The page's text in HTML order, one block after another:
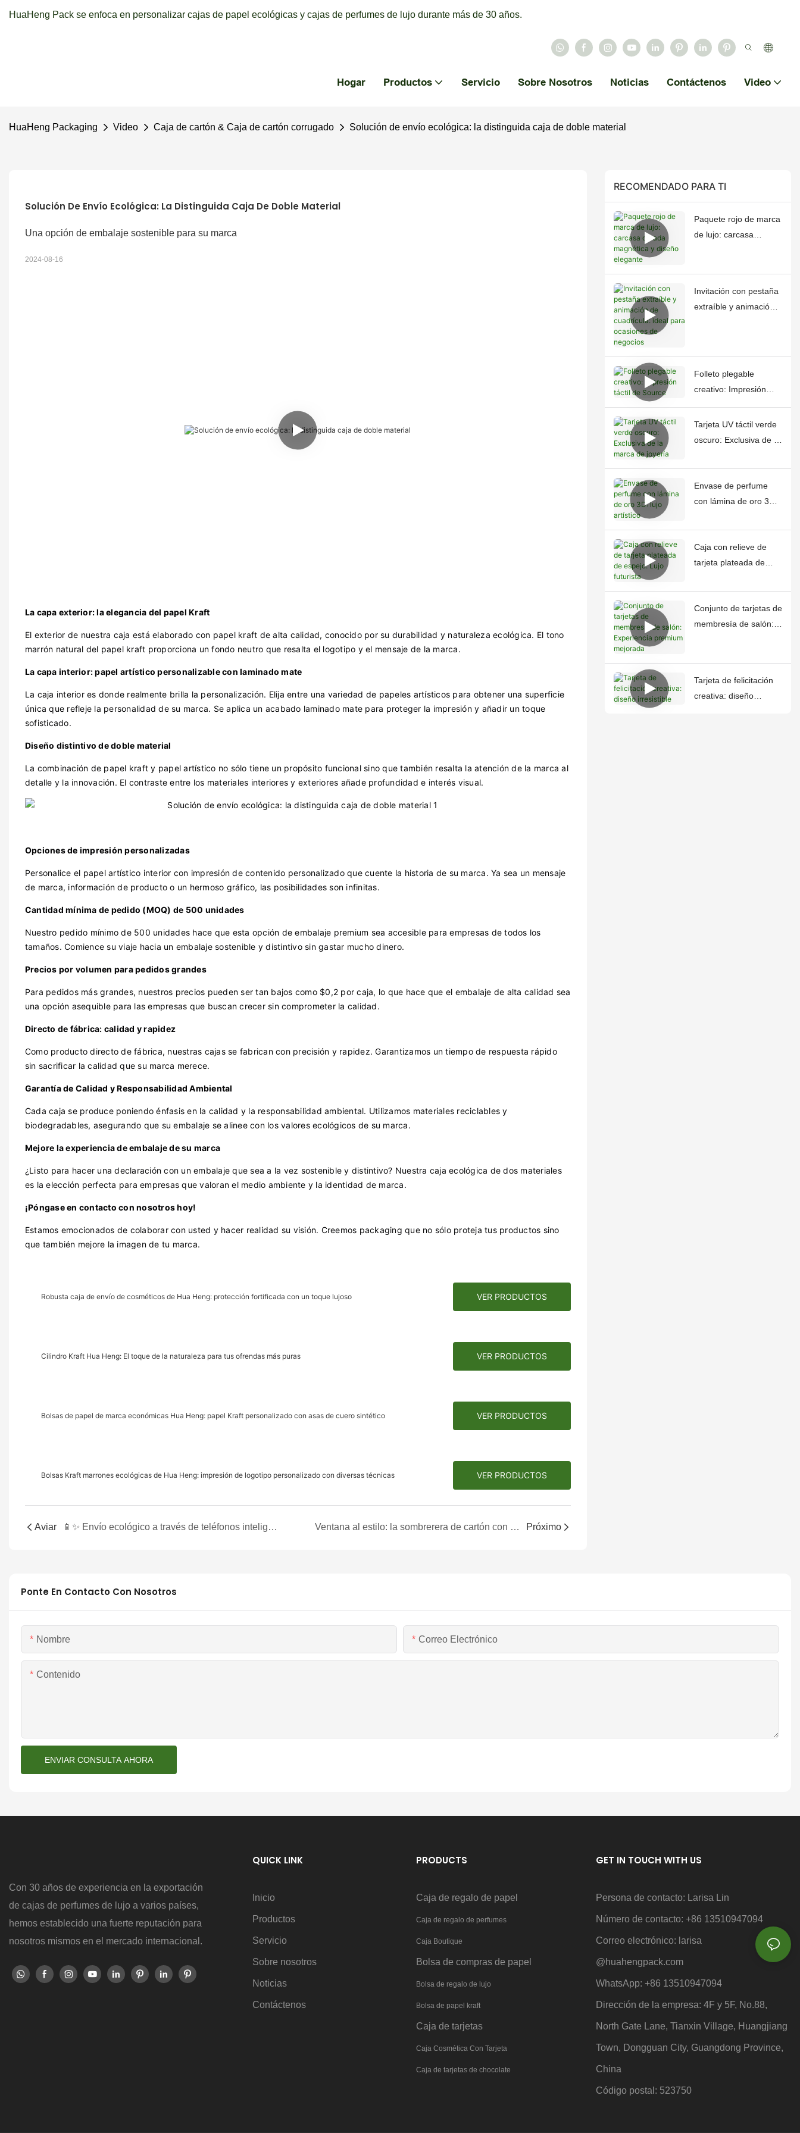
HuaHeng Pack se enfoca en personalizar cajas de papel ecológicas y cajas de perfumes de lujo durante más de 30 años.
Hogar Productos Servicio Sobre Nosotros Noticias Contáctenos Video
HuaHeng Packaging Video Caja de cartón & Caja de cartón corrugado Solución de envío ecológica: la distinguida caja de doble material
Solución De Envío Ecológica: La Distinguida Caja De Doble Material
Una opción de embalaje sostenible para su marca
2024-08-16
La capa exterior: la elegancia del papel Kraft
El exterior de nuestra caja está elaborado con papel kraft de alta calidad, conocido por su durabilidad y naturaleza ecológica. El tono
marrón natural del papel kraft proporciona un fondo neutro que resalta el logotipo y el mensaje de la marca.
La capa interior: papel artístico personalizable con laminado mate
La caja interior es donde realmente brilla la personalización. Elija entre una variedad de papeles artísticos para obtener una superficie
única que refleje la personalidad de su marca. Se aplica un acabado laminado mate para proteger la impresión y añadir un toque
sofisticado.
Diseño distintivo de doble material
La combinación de papel kraft y papel artístico no sólo tiene un propósito funcional sino que también resalta la atención de la marca al
detalle y la innovación. El contraste entre los materiales interiores y exteriores añade profundidad e interés visual.
Opciones de impresión personalizadas
Personalice el papel artístico interior con impresión de contenido personalizado que cuente la historia de su marca. Ya sea un mensaje
de marca, información de producto o un hermoso gráfico, las posibilidades son infinitas.
Cantidad mínima de pedido (MOQ) de 500 unidades
Nuestro pedido mínimo de 500 unidades hace que esta opción de embalaje premium sea accesible para empresas de todos los
tamaños. Comience su viaje hacia un embalaje sostenible y distintivo sin gastar mucho dinero.
Precios por volumen para pedidos grandes
Para pedidos más grandes, nuestros precios pueden ser tan bajos como $0,2 por caja, lo que hace que el embalaje de alta calidad sea
una opción asequible para las empresas que buscan crecer sin comprometer la calidad.
Directo de fábrica: calidad y rapidez
Como producto directo de fábrica, nuestras cajas se fabrican con precisión y rapidez. Garantizamos un tiempo de respuesta rápido
sin sacrificar la calidad que su marca merece.
Garantía de Calidad y Responsabilidad Ambiental
Cada caja se produce poniendo énfasis en la calidad y la responsabilidad ambiental. Utilizamos materiales reciclables y
biodegradables, asegurando que su embalaje se alinee con los valores ecológicos de su marca.
Mejore la experiencia de embalaje de su marca
¿Listo para hacer una declaración con un embalaje que sea a la vez sostenible y distintivo? Nuestra caja ecológica de dos materiales
es la elección perfecta para empresas que valoran el medio ambiente y la identidad de marca.
¡Póngase en contacto con nosotros hoy!
Estamos emocionados de colaborar con usted y hacer realidad su visión. Creemos packaging que no sólo proteja tus productos sino
que también mejore la imagen de tu marca.
Robusta caja de envío de cosméticos de Hua Heng: protección fortificada con un toque lujoso VER PRODUCTOS
Cilindro Kraft Hua Heng: El toque de la naturaleza para tus ofrendas más puras VER PRODUCTOS
Bolsas de papel de marca económicas Hua Heng: papel Kraft personalizado con asas de cuero sintético VER PRODUCTOS
Bolsas Kraft marrones ecológicas de Hua Heng: impresión de logotipo personalizado con diversas técnicas VER PRODUCTOS
Aviar 📱✨ Envío ecológico a través de teléfonos inteligentes: ¡Presentamos los envases reciclados de Hua Heng! Ventana al estilo: la sombrerera de cartón con ventana abierta Próximo
RECOMENDADO PARA TI
Paquete rojo de marca
de lujo: carcasa
Invitación con pestaña
extraíble y animación
Folleto plegable
creativo: Impresión
táctil de Source
Tarjeta UV táctil verde
oscuro: Exclusiva de la
Envase de perfume
con lámina de oro 3D:
Caja con relieve de
tarjeta plateada de
Conjunto de tarjetas de
membresía de salón:
Tarjeta de felicitación
creativa: diseño
Ponte En Contacto Con Nosotros
Nombre Correo Electrónico
Contenido
ENVIAR CONSULTA AHORA
Con 30 años de experiencia en la exportación
de cajas de perfumes de lujo a varios países,
hemos establecido una fuerte reputación para
nosotros mismos en el mercado internacional.
QUICK LINK
Inicio
Productos
Servicio
Sobre nosotros
Noticias
Contáctenos
PRODUCTS
Caja de regalo de papel
Caja de regalo de perfumes
Caja Boutique
Bolsa de compras de papel
Bolsa de regalo de lujo
Bolsa de papel kraft
Caja de tarjetas
Caja Cosmética Con Tarjeta
Caja de tarjetas de chocolate
GET IN TOUCH WITH US
Persona de contacto: Larisa Lin
Número de contacto: +86 13510947094
Correo electrónico: larisa
@huahengpack.com
WhatsApp: +86 13510947094
Dirección de la empresa: 4F y 5F, No.88,
North Gate Lane, Tianxin Village, Huangjiang
Town, Dongguan City, Guangdong Province,
China
Código postal: 523750